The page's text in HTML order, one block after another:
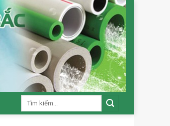
Tìm